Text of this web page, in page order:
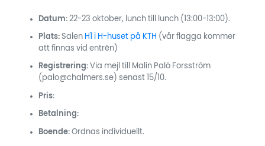
Datum:22-23 oktober, lunch till lunch (13:00-13:00).
Plats:Salen H1 i H-huset på KTH (vår flagga kommer
att finnas vid entrén)
Registrering:Via mejl till Malin Palö Forsström
(palo@chalmers.se) senast 15/10.
Pris:
Betalning:
Boende:Ordnas individuellt.